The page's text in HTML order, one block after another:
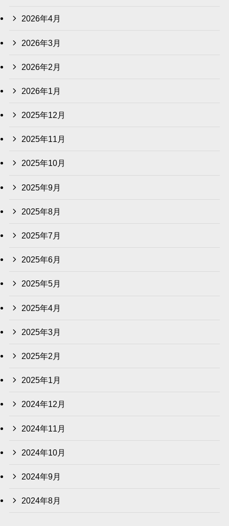
2026年4月
2026年3月
2026年2月
2026年1月
2025年12月
2025年11月
2025年10月
2025年9月
2025年8月
2025年7月
2025年6月
2025年5月
2025年4月
2025年3月
2025年2月
2025年1月
2024年12月
2024年11月
2024年10月
2024年9月
2024年8月